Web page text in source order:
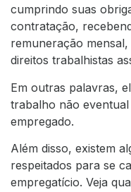
cumprindo suas
contratação,
remuneração
direitos trabalhistas
Em outras palavras,
trabalho não
empregado.
Além disso, existem
respeitados para se
empregatício. Veja